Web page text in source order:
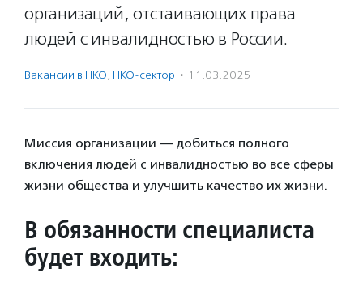
организаций, отстаивающих права
людей с инвалидностью в России.
Вакансии в НКО, НКО-сектор · 11.03.2025
Миссия организации — добиться полного
включения людей с инвалидностью во все сферы
жизни общества и улучшить качество их жизни.
В обязанности специалиста
будет входить: